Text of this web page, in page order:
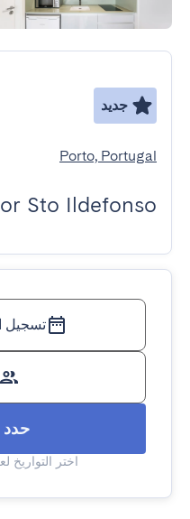
جديد
Porto, Portugal
Sto Ildefonso
تسجيل
حدد
اختر